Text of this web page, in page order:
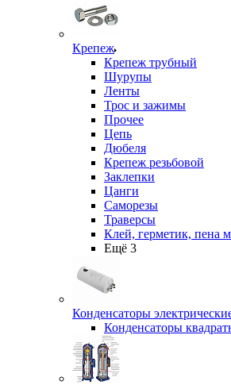
Крепеж
Крепеж трубный
Шурупы
Ленты
Трос и зажимы
Прочее
Цепь
Дюбеля
Крепеж резьбовой
Заклепки
Цанги
Саморезы
Траверсы
Клей, герметик, пена
Ещё 3
Конденсаторы
Конденсаторы